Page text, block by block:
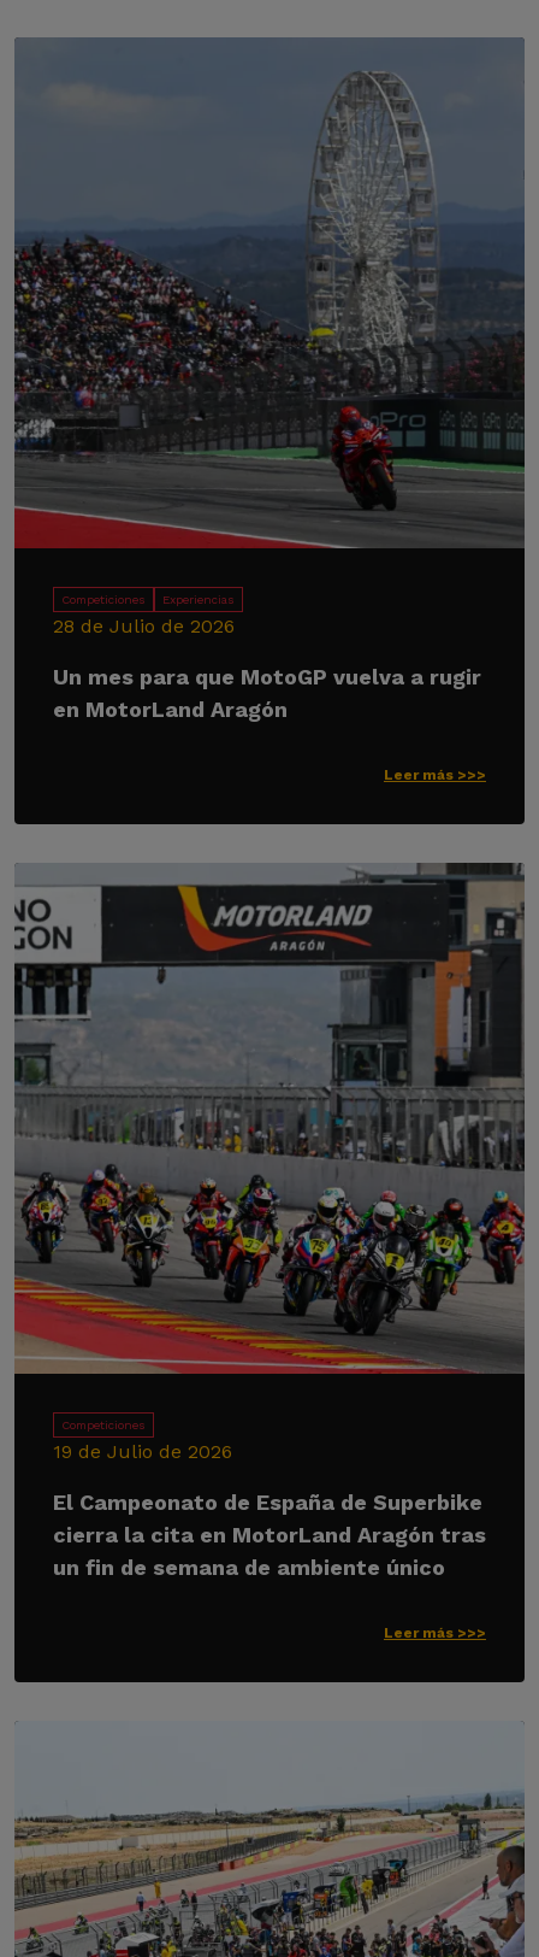
Competiciones Experiencias
28 de Julio de 2026
Un mes para que MotoGP vuelva a rugir
en MotorLand Aragón
Leer más >>>
Competiciones
19 de Julio de 2026
El Campeonato de España de Superbike
cierra la cita en MotorLand Aragón tras
un fin de semana de ambiente único
Leer más >>>